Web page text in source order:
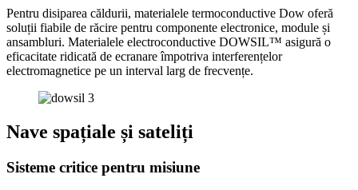
Pentru disiparea căldurii, materialele termoconductive Dow oferă
soluții fiabile de răcire pentru componente electronice, module și
ansambluri. Materialele electroconductive DOWSIL™ asigură o
eficacitate ridicată de ecranare împotriva interferențelor
electromagnetice pe un interval larg de frecvențe.
Nave spațiale și sateliți
Sisteme critice pentru misiune